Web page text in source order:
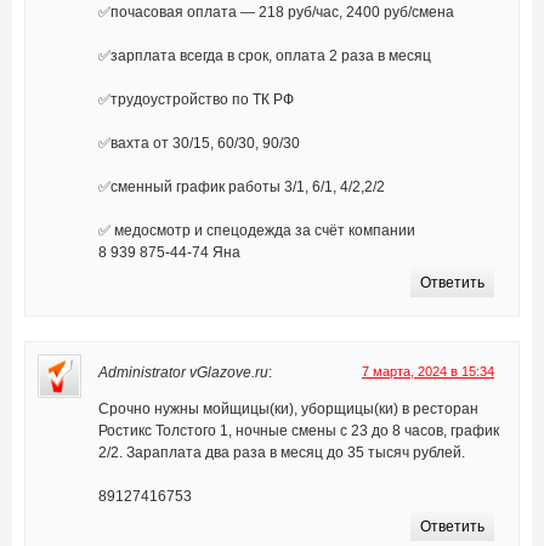
✅почасовая оплата — 218 руб/час, 2400 руб/смена
✅зарплата всегда в срок, оплата 2 раза в месяц
✅трудоустройство по ТК РФ
✅вахта от 30/15, 60/30, 90/30
✅сменный график работы 3/1, 6/1, 4/2,2/2
✅ медосмотр и спецодежда за счёт компании
8 939 875-44-74 Яна
Ответить
Administrator vGlazove.ru: 7 марта, 2024 в 15:34
Срочно нужны мойщицы(ки), уборщицы(ки) в ресторан
Ростикс Толстого 1, ночные смены с 23 до 8 часов, график
2/2. Зараплата два раза в месяц до 35 тысяч рублей.
89127416753
Ответить